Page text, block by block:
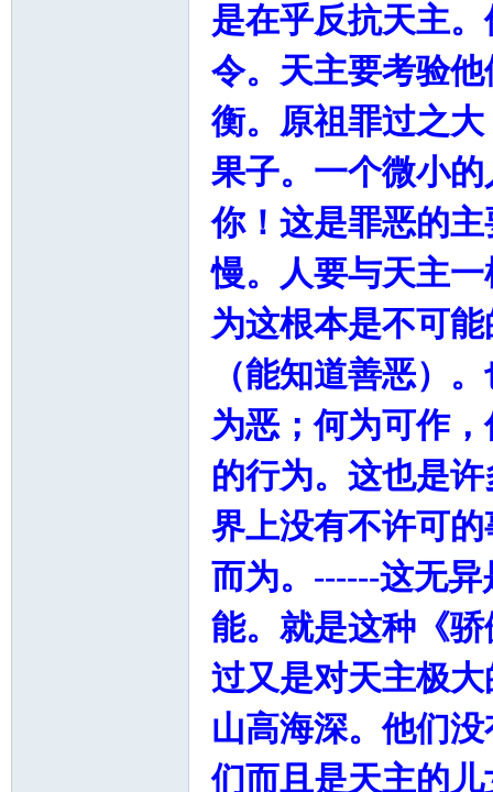
是在乎反抗天主
令。天主要考验
衡。原祖罪过之
果子。一个微小
你！这是罪恶的
慢。人要与天主
为这根本是不可
（能知道善恶）
为恶；何为可作
的行为。这也是
界上没有不许可
而为。------这无
能。就是这种《
过又是对天主极
山高海深。他们
们而且是天主的